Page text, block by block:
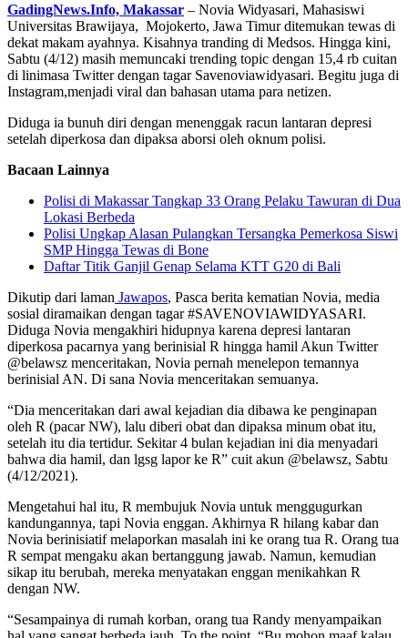
GadingNews.Info, Makassar – Novia Widyasari, Mahasiswi
Universitas Brawijaya, Mojokerto, Jawa Timur ditemukan tewas di
dekat makam ayahnya. Kisahnya tranding di Medsos. Hingga kini,
Sabtu (4/12) masih memuncaki trending topic dengan 15,4 rb cuitan
di linimasa Twitter dengan tagar Savenoviawidyasari. Begitu juga di
Instagram,menjadi viral dan bahasan utama para netizen.
Diduga ia bunuh diri dengan menenggak racun lantaran depresi
setelah diperkosa dan dipaksa aborsi oleh oknum polisi.
Bacaan Lainnya
Polisi di Makassar Tangkap 33 Orang Pelaku Tawuran di Dua
Lokasi Berbeda
Polisi Ungkap Alasan Pulangkan Tersangka Pemerkosa Siswi
SMP Hingga Tewas di Bone
Daftar Titik Ganjil Genap Selama KTT G20 di Bali
Dikutip dari laman Jawapos, Pasca berita kematian Novia, media
sosial diramaikan dengan tagar #SAVENOVIAWIDYASARI.
Diduga Novia mengakhiri hidupnya karena depresi lantaran
diperkosa pacarnya yang berinisial R hingga hamil Akun Twitter
@belawsz menceritakan, Novia pernah menelepon temannya
berinisial AN. Di sana Novia menceritakan semuanya.
“Dia menceritakan dari awal kejadian dia dibawa ke penginapan
oleh R (pacar NW), lalu diberi obat dan dipaksa minum obat itu,
setelah itu dia tertidur. Sekitar 4 bulan kejadian ini dia menyadari
bahwa dia hamil, dan lgsg lapor ke R” cuit akun @belawsz, Sabtu
(4/12/2021).
Mengetahui hal itu, R membujuk Novia untuk menggugurkan
kandungannya, tapi Novia enggan. Akhirnya R hilang kabar dan
Novia berinisiatif melaporkan masalah ini ke orang tua R. Orang tua
R sempat mengaku akan bertanggung jawab. Namun, kemudian
sikap itu berubah, mereka menyatakan enggan menikahkan R
dengan NW.
“Sesampainya di rumah korban, orang tua Randy menyampaikan